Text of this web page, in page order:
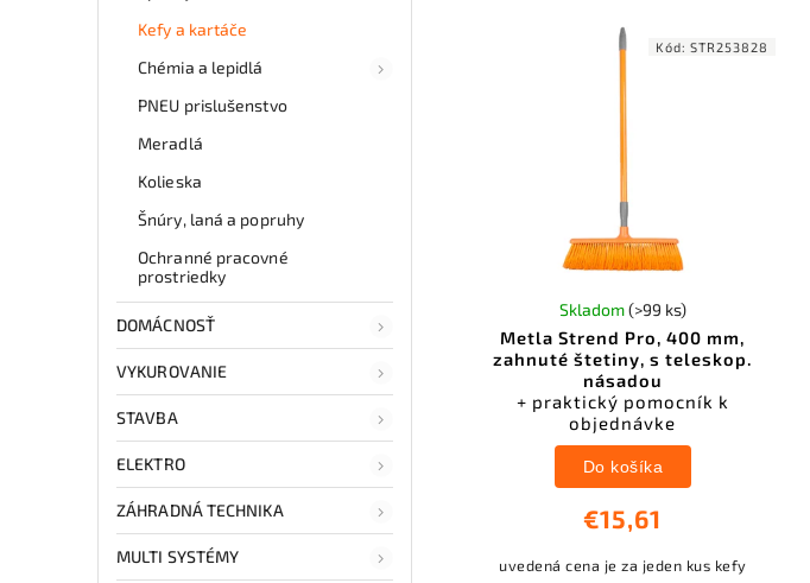
Kefy a kartáče
Chémia a lepidlá
PNEU prislušenstvo
Meradlá
Kolieska
Šnúry, laná a popruhy
Ochranné pracovné
prostriedky
DOMÁCNOSŤ
VYKUROVANIE
STAVBA
ELEKTRO
ZÁHRADNÁ TECHNIKA
MULTI SYSTÉMY
Metla Strend Pro, 400 mm,
zahnuté štetiny, s teleskop.
násadou
+ praktický pomocník k
objednávke
Skladom(>99 ks)
€15,61
Do košíka
uvedená cena je za jeden kus kefy
Kód:STR253828